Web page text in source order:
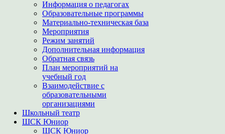
Информация о педагогах
Образовательные программы
Материально-техническая база
Мероприятия
Режим занятий
Дополнительная информация
Обратная связь
План мероприятий на
учебный год
Взаимодействие с
образовательными
организациями
Школьный театр
ШСК Юниор
ШСК Юниор